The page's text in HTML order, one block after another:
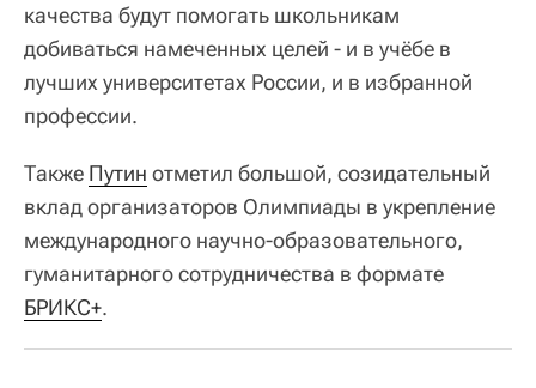
качества будут помогать школьникам
добиваться намеченных целей - и в учёбе в
лучших университетах России, и в избранной
профессии.
Также Путин отметил большой, созидательный
вклад организаторов Олимпиады в укрепление
международного научно-образовательного,
гуманитарного сотрудничества в формате
БРИКС+.